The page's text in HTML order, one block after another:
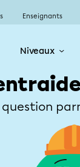
Enseignants
Niveaux